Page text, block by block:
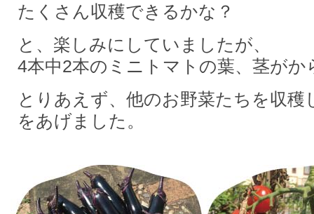
たくさん収穫できるかな？
と、楽しみにしていましたが、
4本中2本のミニトマトの葉、茎がか
とりあえず、他のお野菜たちを収穫
をあげました。